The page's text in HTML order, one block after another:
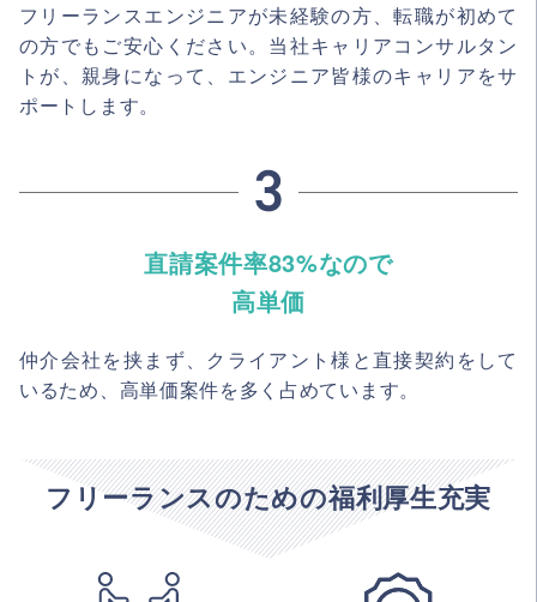
フリーランスエンジニアが未経験の方、転職が初めて
の方でもご安心ください。当社キャリアコンサルタン
トが、親身になって、エンジニア皆様のキャリアをサ
ポートします。
直請案件率83%なので
高単価
仲介会社を挟まず、クライアント様と直接契約をして
いるため、高単価案件を多く占めています。
フリーランスのための福利厚生充実